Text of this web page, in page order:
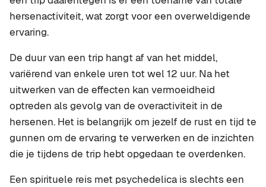
hersenactiviteit, wat zorgt voor een overweldigende
ervaring.
De duur van een trip hangt af van het middel,
variërend van enkele uren tot wel 12 uur. Na het
uitwerken van de effecten kan vermoeidheid
optreden als gevolg van de overactiviteit in de
hersenen. Het is belangrijk om jezelf de rust en tijd te
gunnen om de ervaring te verwerken en de inzichten
die je tijdens de trip hebt opgedaan te overdenken.
Een spirituele reis met psychedelica is slechts een